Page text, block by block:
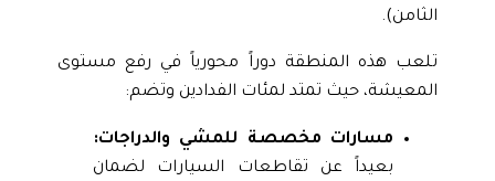
الثامن).
تلعب هذه المنطقة دوراً محورياً في رفع مستوى
المعيشة، حيث تمتد لمئات الفدادين وتضم:
مسارات مخصصة للمشي والدراجات:
بعيداً عن تقاطعات السيارات لضمان